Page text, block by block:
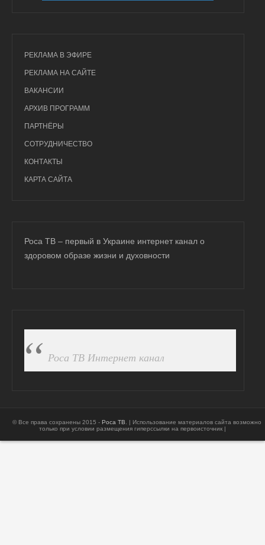
РЕКЛАМА В ЭФИРЕ
РЕКЛАМА НА САЙТЕ
ВАКАНСИИ
АРХИВ ПРОГРАММ
ПАРТНЁРЫ
СОТРУДНИЧЕСТВО
КОНТАКТЫ
КАРТА САЙТА
Роса ТВ – первый в Украине интернет канал о
здоровом образе жизни и духовности
ПОДПИСАТЬСЯ НА FB
Роса ТВ Интернет канал
© Все права сохранены 2015 - Роса ТВ . | Использование материалов сайта возможно
только при условии размещения гиперссылки на первоисточник |